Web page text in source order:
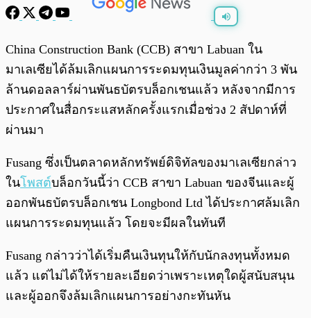
0:00/
China Construction Bank (CCB) สาขา Labuan ใน
มาเลเซียได้ล้มเลิกแผนการระดมทุนเงินมูลค่ากว่า 3 พัน
ล้านดอลลาร์ผ่านพันธบัตรบล็อกเชนแล้ว หลังจากมีการ
ประกาศในสื่อกระแสหลักครั้งแรกเมื่อช่วง 2 สัปดาห์ที่
ผ่านมา
Fusang ซึ่งเป็นตลาดหลักทรัพย์ดิจิทัลของมาเลเซียกล่าว
ในโพสต์บล็อกวันนี้ว่า CCB สาขา Labuan ของจีนและผู้
ออกพันธบัตรบล็อกเชน Longbond Ltd ได้ประกาศล้มเลิก
แผนการระดมทุนแล้ว โดยจะมีผลในทันที
Fusang กล่าวว่าได้เริ่มคืนเงินทุนให้กับนักลงทุนทั้งหมด
แล้ว แต่ไม่ได้ให้รายละเอียดว่าเพราะเหตุใดผู้สนับสนุน
และผู้ออกจึงล้มเลิกแผนการอย่างกะทันหัน